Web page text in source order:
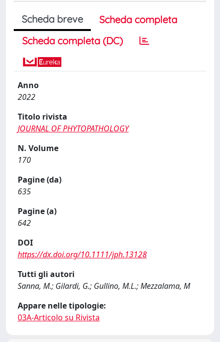
Scheda breve
Scheda completa
Scheda completa (DC)
Anno
2022
Titolo rivista
JOURNAL OF PHYTOPATHOLOGY
N. Volume
170
Pagine (da)
635
Pagine (a)
642
DOI
https://dx.doi.org/10.1111/jph.13128
Tutti gli autori
Sanna, M.; Gilardi, G.; Gullino, M.L.; Mezzalama, M
Appare nelle tipologie:
03A-Articolo su Rivista